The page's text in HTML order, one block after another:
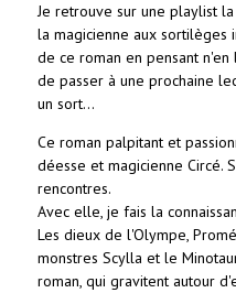
Je retrouve sur une playlist la
la magicienne aux sortilèges
de ce roman en pensant
de passer à une prochaine
un sort...
Ce roman palpitant et
déesse et magicienne Circé.
rencontres.
Avec elle, je fais la
Les dieux de l'Olympe,
monstres Scylla et le
roman, qui gravitent autour